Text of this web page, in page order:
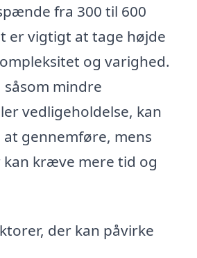
fra 300 til 600
er vigtigt at tage højde
og varighed.
såsom mindre
vedligeholdelse, kan
gennemføre, mens
kræve mere tid og
der kan påvirke